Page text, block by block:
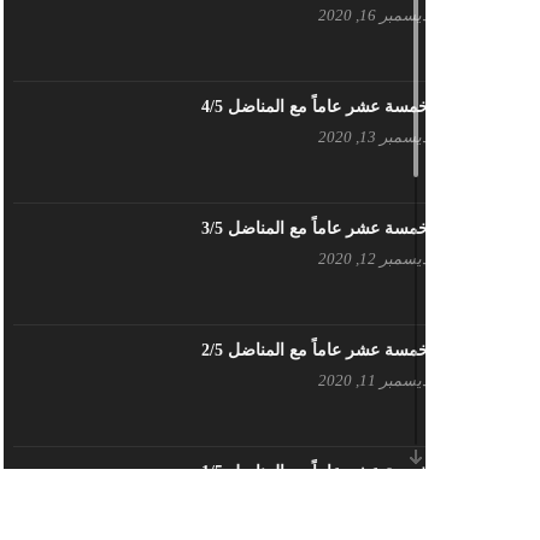
بيان حزب اليسار الديمقراطي السوري
تنويه صادر عن المكتب الإعلامي لحزب
بطاقة تهنئة – حزب اليسار الديمقراطي
أَنقِذوا اللَاجِئين السُوريين في لُبنان –
أبريل 26, 2023
ديسمبر 16, 2020
خمسة عشر عاماً مع المناضل 4/5
ديسمبر 13, 2020
خمسة عشر عاماً مع المناضل 3/5
ديسمبر 12, 2020
خمسة عشر عاماً مع المناضل 2/5
ديسمبر 11, 2020
خمسة عشر عاماً مع المناضل 1/5